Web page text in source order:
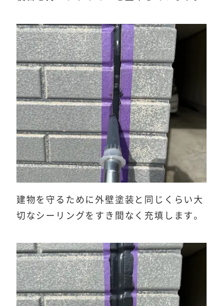
建物を守るために外壁塗装と同じくらい大
切なシーリングをすき間なく充填します。